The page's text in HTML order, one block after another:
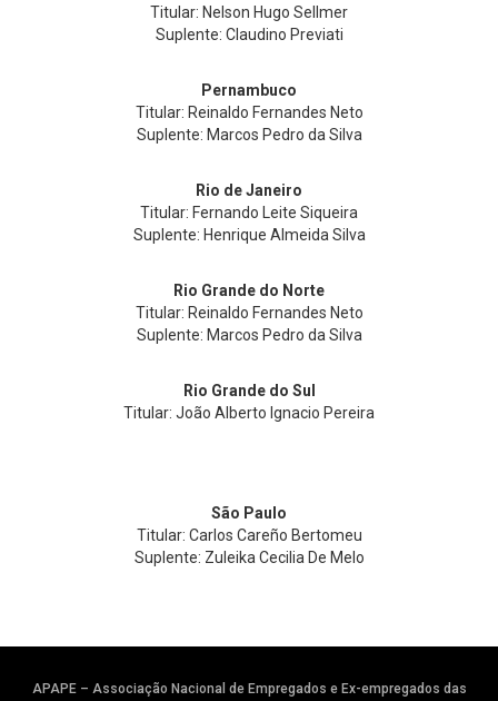
Titular: Nelson Hugo Sellmer
Suplente: Claudino Previati
Pernambuco
Titular: Reinaldo Fernandes Neto
Suplente: Marcos Pedro da Silva
Rio de Janeiro
Titular: Fernando Leite Siqueira
Suplente: Henrique Almeida Silva
Rio Grande do Norte
Titular: Reinaldo Fernandes Neto
Suplente: Marcos Pedro da Silva
Rio Grande do Sul
Titular: João Alberto Ignacio Pereira
São Paulo
Titular: Carlos Careño Bertomeu
Suplente: Zuleika Cecilia De Melo
APAPE – Associação Nacional de Empregados e Ex-empregados das